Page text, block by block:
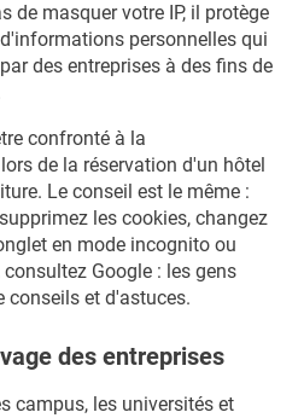
de masquer votre IP, il protège
personnelles qui
des entreprises à des fins de
confronté à la
de la réservation d'un hôtel
Le conseil est le même :
les cookies, changez
en mode incognito ou
Google : les gens
conseils et d'astuces.
des entreprises
campus, les universités et